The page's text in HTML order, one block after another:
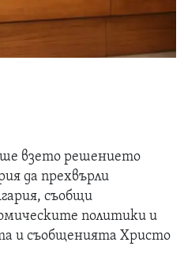
взето решението
да прехвърли
съобщи
политики и
и съобщенията Христо